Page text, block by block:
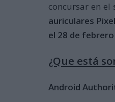
concursar en el
auriculares
el 28 de febrero
¿Que está
Android